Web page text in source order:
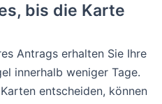
bis die Karte
Antrags erhalten Sie Ihre
innerhalb weniger Tage.
entscheiden, können